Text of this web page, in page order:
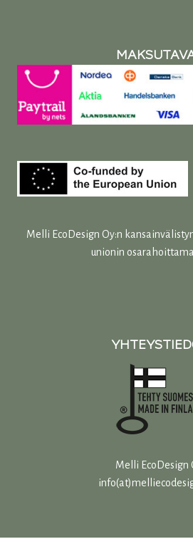
Melli EcoDesign Oy:n
unionin
Melli EcoDesign